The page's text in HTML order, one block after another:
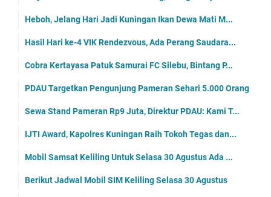
Heboh, Jelang Hari Jadi Kuningan Ikan Dewa Mati M...
Hasil Hari ke-4 VIK Rendezvous, Ada Perang Saudara...
Cobra Kertayasa Patuk Samurai FC Silebu, Bintang P...
PDAU Targetkan Pengunjung Pameran Sehari 5.000 Orang
Sewa Stand Pameran Rp9 Juta, Direktur PDAU: Kami T...
IJTI Award, Kapolres Kuningan Raih Tokoh Tegas dan...
Mobil Samsat Keliling Untuk Selasa 30 Agustus Ada ...
Berikut Jadwal Mobil SIM Keliling Selasa 30 Agustus